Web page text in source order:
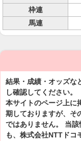
枠連
馬連
結果・成績・オッズな
し確認してください。
本サイトのページ上に
期しておりますが、そ
ではありません。 当
も、株式会社NTTドコ